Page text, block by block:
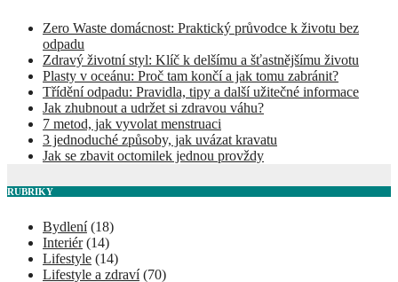
Zero Waste domácnost: Praktický průvodce k životu bez
odpadu
Zdravý životní styl: Klíč k delšímu a šťastnějšímu životu
Plasty v oceánu: Proč tam končí a jak tomu zabránit?
Třídění odpadu: Pravidla, tipy a další užitečné informace
Jak zhubnout a udržet si zdravou váhu?
7 metod, jak vyvolat menstruaci
3 jednoduché způsoby, jak uvázat kravatu
Jak se zbavit octomilek jednou provždy
RUBRIKY
Bydlení(18)
Interiér(14)
Lifestyle (14)
Lifestyle a zdraví(70)